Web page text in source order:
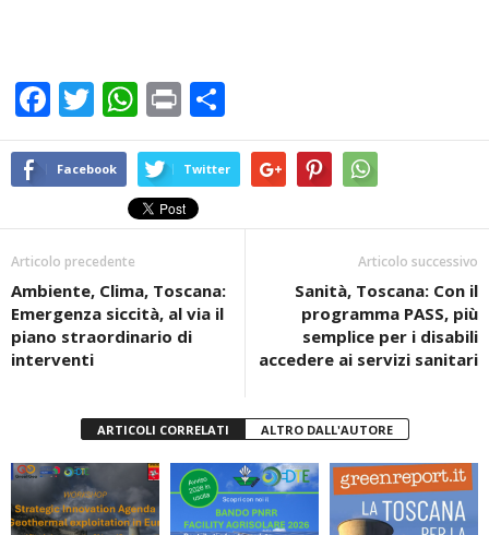
F
a
c
b
o
o
k
T
wi
tt
W
h
at
s
A
p
Pr
in
t
o
n
vi
Facebook Twitter
Articolo precedente
Ambiente, Clima, Toscana:
Emergenza siccità, al via il
piano straordinario di
interventi
Articolo successivo
Sanità, Toscana: Con il
programma PASS, più
semplice per i disabili
accedere ai servizi sanitari
ARTICOLI CORRELATI ALTRO DALL'AUTORE